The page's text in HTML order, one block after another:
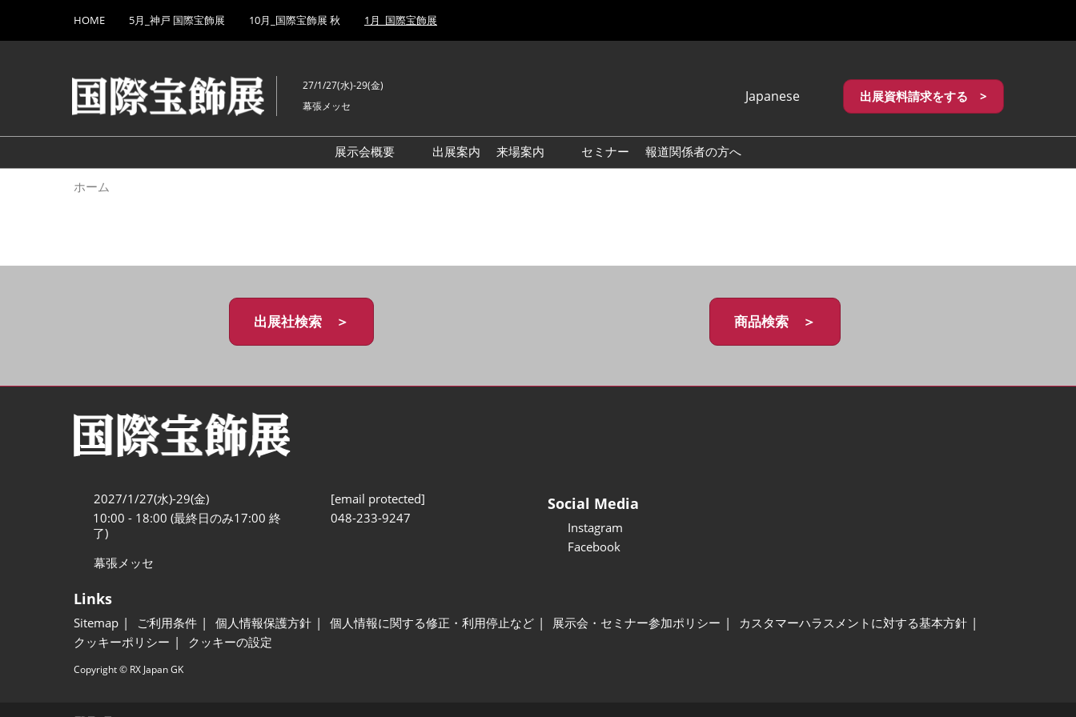
キ
し
て
to
HOME 5月_神戸 国際宝飾展 10月_国際宝飾展 秋 1月_国際宝飾展
27/1/27(水)-29(金)
幕張メッセ
Japanese
English
繁體中文
出展資料請求をする >
展示会概要
出展案内
来場案内
セミナー 報道関係者の方へ
ホーム
出展社検索 ＞ 商品検索 ＞
2027/1/27(水)-29(金)
10:00 - 18:00 (最終日のみ17:00 終
了)
幕張メッセ
[email protected]
048-233-9247
Social Media
Instagram
Facebook
Links
Sitemap ご利用条件 個人情報保護方針 個人情報に関する修正・利用停止など 展示会・セミナー参加ポリシー
カスタマーハラスメントに対する基本方針
クッキーポリシー
クッキーの設定
Copyright © RX Japan GK